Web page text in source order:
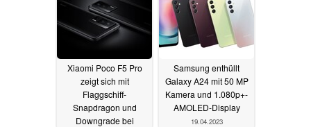
20.04.2023
Xiaomi Poco F5 Pro
zeigt sich mit
Flaggschiff-
Snapdragon und
Downgrade bei
Samsung enthüllt
Galaxy A24 mit 50 MP
Kamera und 1.080p+-
AMOLED-Display
19.04.2023